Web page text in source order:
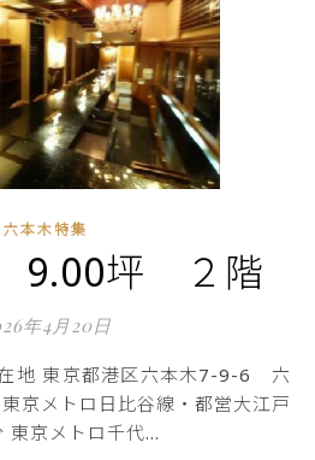
六本木特集
9.00坪 ２階
年4月20日
京メトロ日比谷線・都営大江戸
東京メトロ千代…